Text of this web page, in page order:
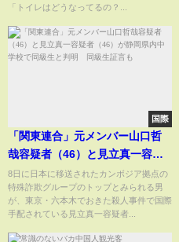
「トイレはどうなってるの？...
国際
「関東連合」元メンバー山口哲
哉容疑者（46）と見立真一容疑
者（46）が静岡県内中学校で同
級生と判明 同級生証言も
8日に日本に移送されたカンボジア拠点の
特殊詐欺グループのトップとみられる男
が、東京・六本木でおきた殺人事件で国際
手配されている見立真一容疑者...